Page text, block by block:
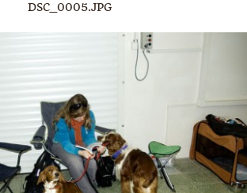
DSC_0005.JPG